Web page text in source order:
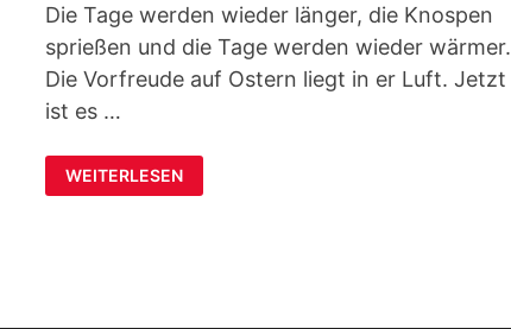
Die Tage werden wieder länger, die Knospen
sprießen und die Tage werden wieder wärmer.
Die Vorfreude auf Ostern liegt in er Luft. Jetzt
ist es …
SCHMÜCKEN
FÜR
DIE
WEITERLESEN